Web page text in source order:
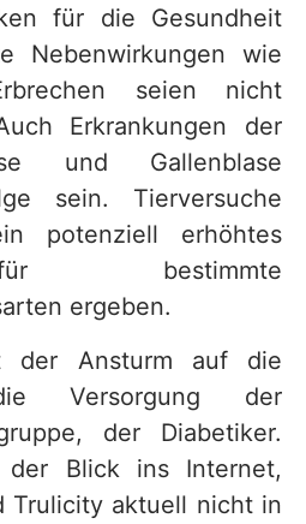
für die Gesundheit
Nebenwirkungen wie
seien nicht
Erkrankungen der
und Gallenblase
sein. Tierversuche
potenziell erhöhtes
bestimmte
ergeben.
der Ansturm auf die
Versorgung der
der Diabetiker.
der Blick ins Internet,
Trulicity aktuell nicht in